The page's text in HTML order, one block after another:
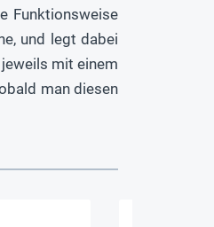
Funktionsweise
und legt dabei
mit einem
man diesen